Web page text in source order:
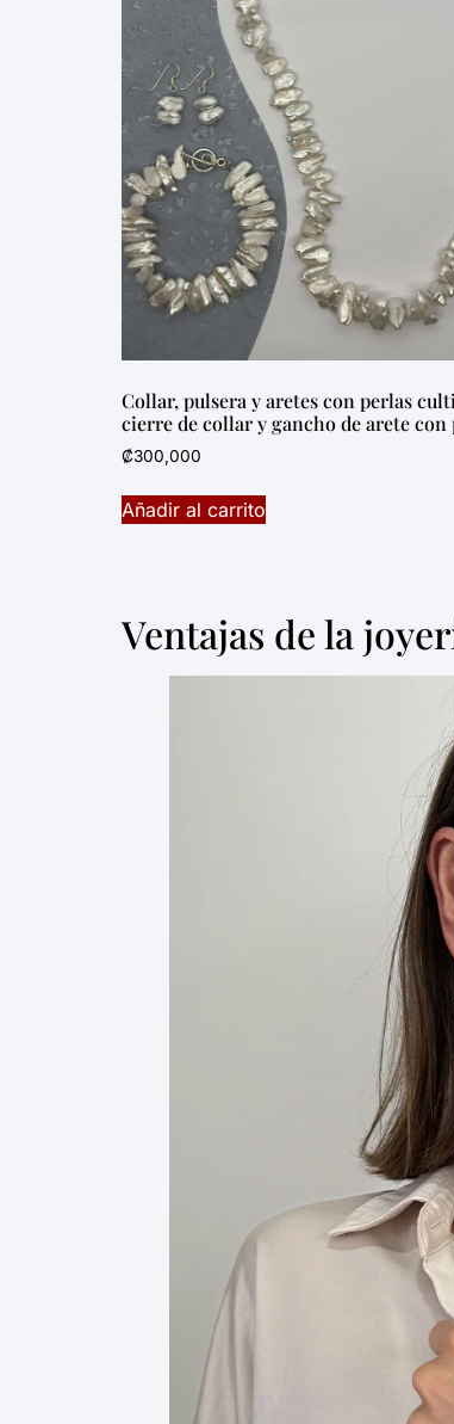
Collar, pulsera y aretes con perlas
cierre de collar y gancho de arete con
₡300,000
Añadir al carrito
Ventajas de la